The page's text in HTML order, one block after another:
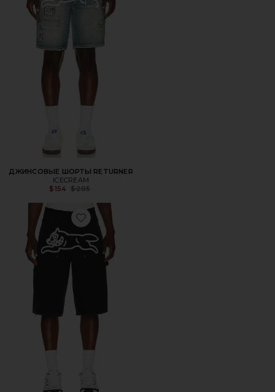
ДЖИНСОВЫЕ ШОРТЫ RETURNER
ICECREAM
$154
Previous price:
$205
Favorite ШОРТЫ ANGELO